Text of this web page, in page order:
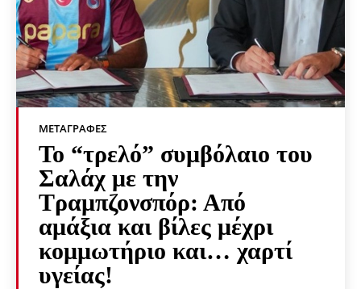
ΜΕΤΑΓΡΑΦΈΣ
Το “τρελό” συμβόλαιο του
Σαλάχ με την
Τραμπζονσπόρ: Από
αμάξια και βίλες μέχρι
κομμωτήριο και… χαρτί
υγείας!